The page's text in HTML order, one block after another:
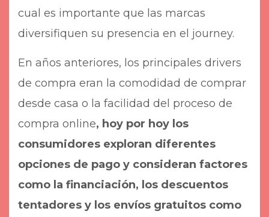
cual es importante que las marcas
diversifiquen su presencia en el journey.
En años anteriores, los principales drivers
de compra eran la comodidad de comprar
desde casa o la facilidad del proceso de
compra online, hoy por hoy los
consumidores exploran diferentes
opciones de pago y consideran factores
como la financiación, los descuentos
tentadores y los envíos gratuitos como